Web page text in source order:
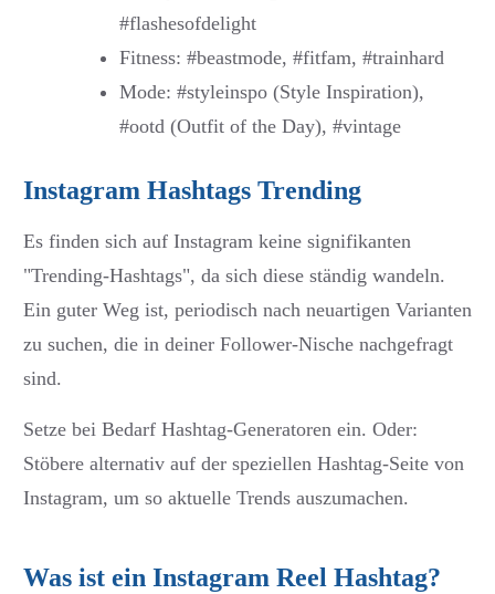
#flashesofdelight
Fitness: #beastmode, #fitfam, #trainhard
Mode: #styleinspo (Style Inspiration),
#ootd (Outfit of the Day), #vintage
Instagram Hashtags Trending
Es finden sich auf Instagram keine signifikanten
"Trending-Hashtags", da sich diese ständig wandeln.
Ein guter Weg ist, periodisch nach neuartigen Varianten
zu suchen, die in deiner Follower-Nische nachgefragt
sind.
Setze bei Bedarf Hashtag-Generatoren ein. Oder:
Stöbere alternativ auf der speziellen Hashtag-Seite von
Instagram, um so aktuelle Trends auszumachen.
Was ist ein Instagram Reel Hashtag?